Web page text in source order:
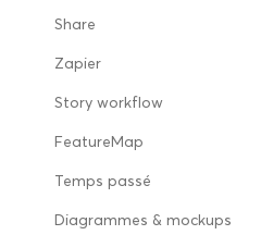
Share
Zapier
Story workflow
FeatureMap
Temps passé
Diagrammes & mockups